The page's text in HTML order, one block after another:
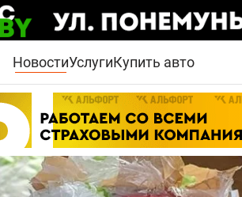
НовостиУслугиКупить авто